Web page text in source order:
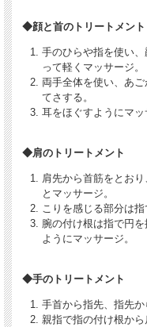
◆顔と首のトリートメント
手のひらや指を使い
って軽くマッサージ。
両手全体を使い、あ
てさする。
耳をほぐすようにマッ
◆肩のトリートメント
肩先から首筋をとお
とマッサージ。
こりを感じる部分は指
腕の付け根は指で円
ようにマッサージ。
◆手のトリートメント
手首から指先、指先か
親指で指の付け根か